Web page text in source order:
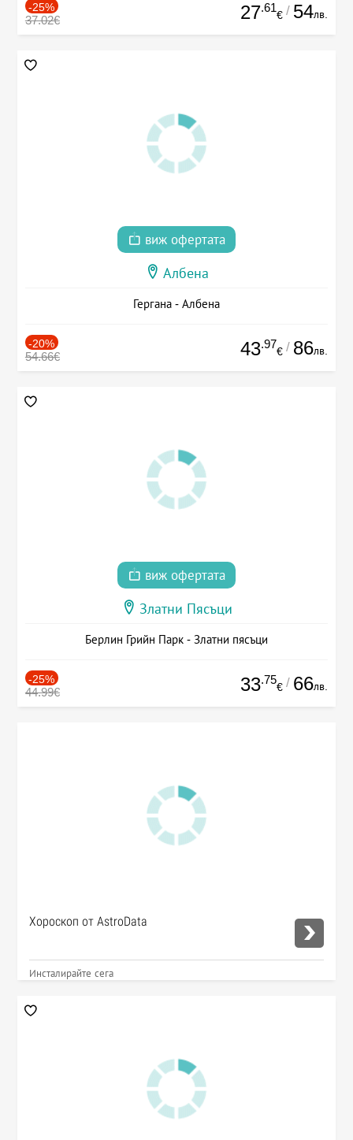
-25%
37.02€ 27.61
€ / 54лв.
виж офертата
Албена
Гергана - Албена
-20%
54.66€ 43.97
€ / 86лв.
виж офертата
Златни Пясъци
Берлин Грийн Парк - Златни пясъци
-25%
44.99€ 33.75
€ / 66лв.
Хороскоп от AstroData
Инсталирайте сега